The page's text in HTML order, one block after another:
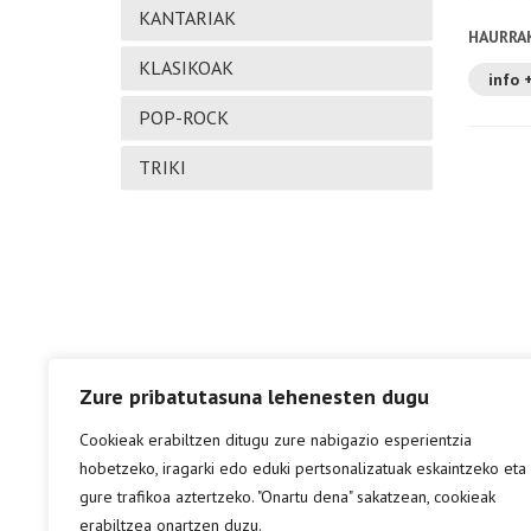
Zure pribatutasuna lehenesten dugu
Cookieak erabiltzen ditugu zure nabigazio esperientzia
hobetzeko, iragarki edo eduki pertsonalizatuak eskaintzeko eta
gure trafikoa aztertzeko. "Onartu dena" sakatzean, cookieak
erabiltzea onartzen duzu.
KANTARIAK
KLASIKOAK
POP-ROCK
TRIKI
info +